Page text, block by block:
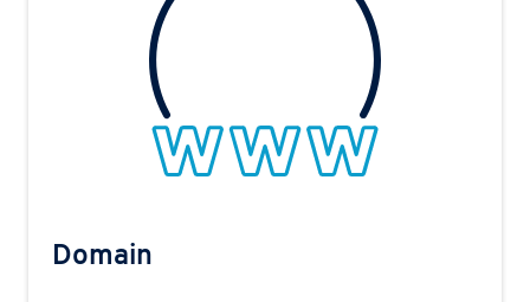
Domain